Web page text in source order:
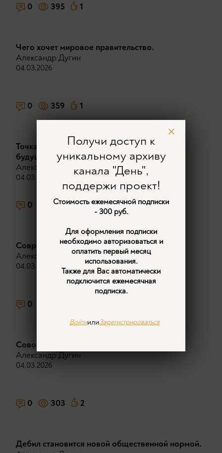
0 395 1
Чего хочет мировое правительство.
Александр Дугин
04.03.2026
0 359 1
Точка невозврата. Сейчас определяется
будущее.
Александр Дугин
04.03.2026
0 300 2
Современная наука скрывает реальность.
Александр Дугин
04.03.2026
0
Совокупная власть мирового капитала.
Александр Дугин
04.03.2026
0 303 2
Дeбил становится новой общественной нopмой.
Получи доступ к
уникальному архиву
канала "День",
поддержи проект!
Стоимость ежемесячной подписки
- 300 руб.
Для оформления подписки
необходимо авторизоваться и
оплатить первый месяц
использования.
Также для Вас автоматически
подключится ежемесячная
подписка.
ВойтиилиЗарегистрироваться